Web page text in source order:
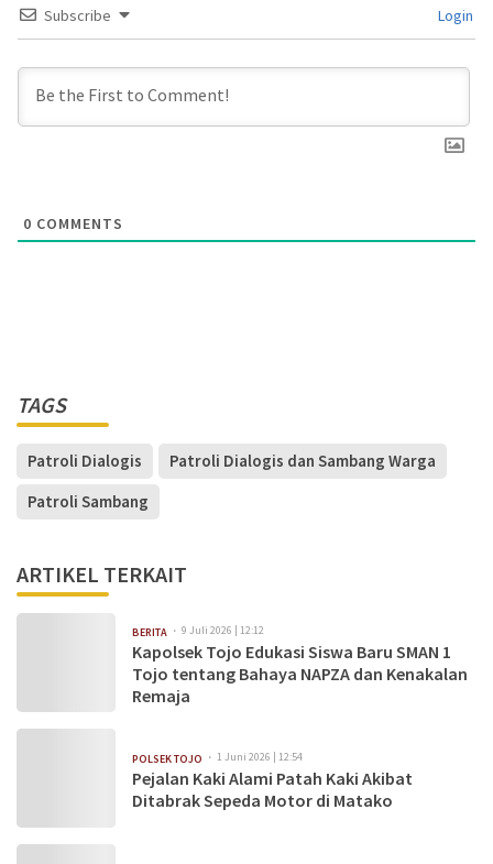
Subscribe Login
0 COMMENTS
TAGS
Patroli Dialogis
Patroli Dialogis dan Sambang Warga
Patroli Sambang
ARTIKEL TERKAIT
BERITA 9 Juli 2026 | 12:12
Kapolsek Tojo Edukasi Siswa Baru SMAN 1
Tojo tentang Bahaya NAPZA dan Kenakalan
Remaja
POLSEK TOJO 1 Juni 2026 | 12:54
Pejalan Kaki Alami Patah Kaki Akibat
Ditabrak Sepeda Motor di Matako